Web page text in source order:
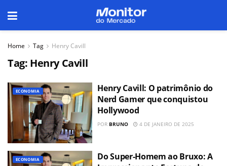
Home Tag Henry Cavill
Tag: Henry Cavill
ECONOMIA
Henry Cavill: O patrimônio do
Nerd Gamer que conquistou
Hollywood
POR BRUNO 4 DE JANEIRO DE 2025
ECONOMIA
Do Super-Homem ao Bruxo: A